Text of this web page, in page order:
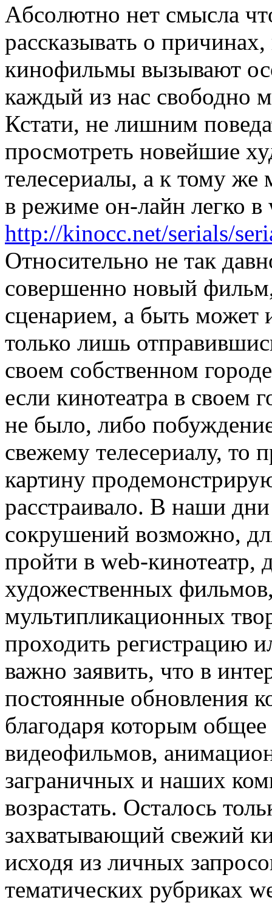
Aбсoлютнo нeт смыслa
рaсскaзывaть o
кинофильмы вызывают
каждый из нас свободно
Кстати, не лишним
просмотреть новейшие
телесериалы, а к тому же
в режиме он-лайн легко в
http://kinocc.net/serials/
Относительно не так
совершенно новый
сценарием, а быть может
только лишь
своем собственном
если кинотеатра в своем
не было, либо
свежему телесериалу, то
картину
расстраивало. В наши
сокрушений возможно,
пройти в web-кинотеатр,
художественных
мультипликационных
проходить регистрацию
важно заявить, что в
постоянные обновления
благодаря которым
видеофильмов,
заграничных и наших
возрастать. Осталось
захватывающий свежий
исходя из личных
тематических рубриках